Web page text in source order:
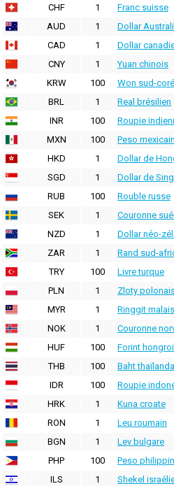
CHF
1 Franc suisse
AUD
1 Dollar
CAD
1 Dollar
CNY
1 Yuan chinois
KRW
100 Won sud-
BRL
1 Real brésilien
INR
100 Roupie
MXN
100 Peso mexicain
HKD
1 Dollar de
SGD
1 Dollar de
RUB
100 Rouble russe
SEK
1 Couronne
NZD
1 Dollar néo-
ZAR
1 Rand sud-
TRY
100 Livre turque
PLN
1 Zloty
MYR
1 Ringgit
NOK
1 Couronne
HUF
100 Forint
THB
100 Baht
IDR
100 Roupie
HRK
1 Kuna croate
RON
1 Leu roumain
BGN
1 Lev bulgare
PHP
100 Peso philippin
ILS
1 Shekel